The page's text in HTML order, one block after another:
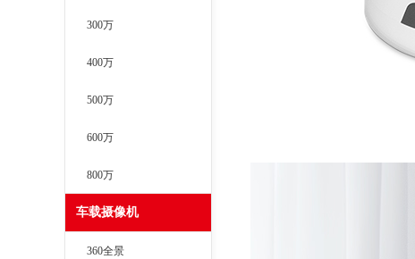
300万
400万
500万
600万
800万
车载摄像机
360全景